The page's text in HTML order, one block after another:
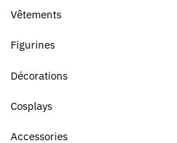
Vêtements
Figurines
Décorations
Cosplays
Accessories